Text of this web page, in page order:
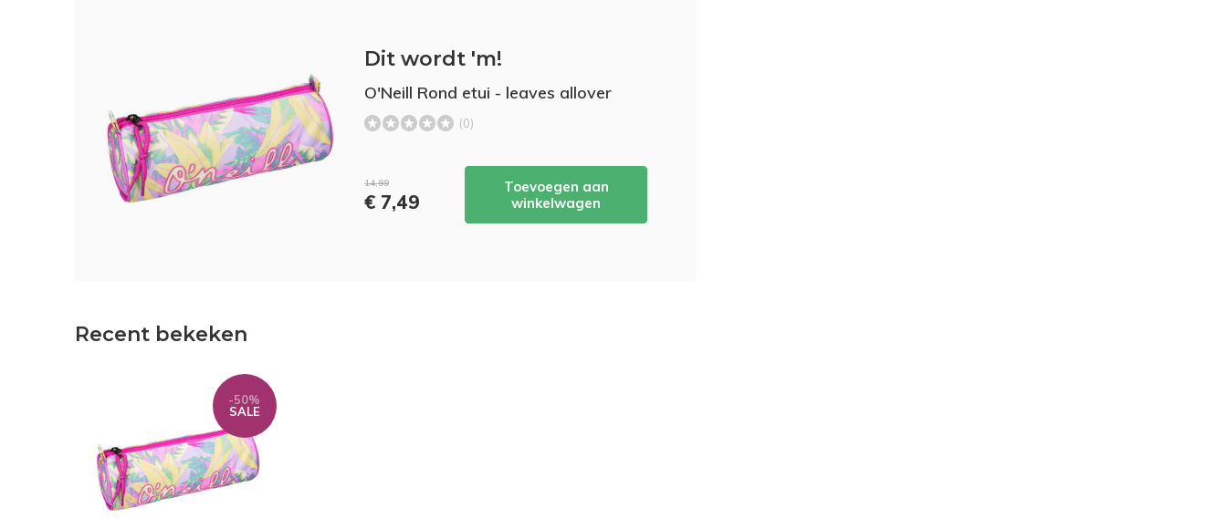
Dit wordt 'm!
O'Neill Rond etui - leaves allover
(0)
14,99
€ 7,49
Toevoegen aan
winkelwagen
Recent bekeken
-50%
SALE